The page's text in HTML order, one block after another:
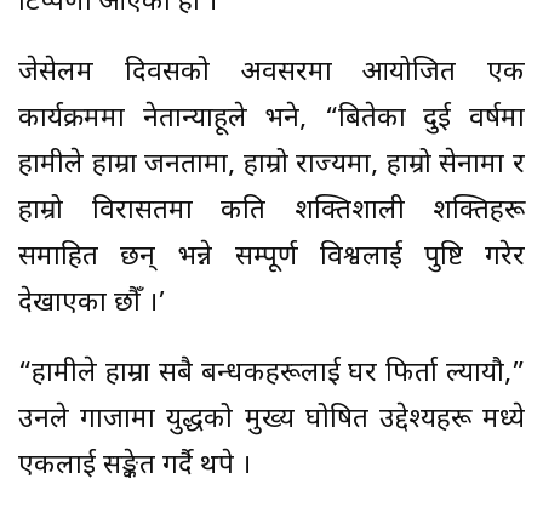
जेरुसेलम दिवसको अवसरमा आयोजित एक
कार्यक्रममा नेतान्याहूले भने, “बितेका दुई वर्षमा
हामीले हाम्रा जनतामा, हाम्रो राज्यमा, हाम्रो सेनामा र
हाम्रो विरासतमा कति शक्तिशाली शक्तिहरू
समाहित छन् भन्ने सम्पूर्ण विश्वलाई पुष्टि गरेर
देखाएका छौँ ।’
“हामीले हाम्रा सबै बन्धकहरूलाई घर फिर्ता ल्यायौ,”
उनले गाजामा युद्धको मुख्य घोषित उद्देश्यहरू मध्ये
एकलाई सङ्केत गर्दै थपे ।